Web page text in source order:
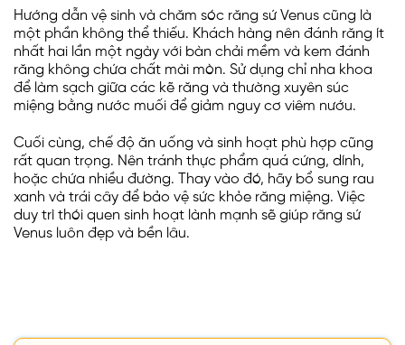
Hướng dẫn vệ sinh và chăm sóc răng sứ Venus cũng là
một phần không thể thiếu. Khách hàng nên đánh răng ít
nhất hai lần một ngày với bàn chải mềm và kem đánh
răng không chứa chất mài mòn. Sử dụng chỉ nha khoa
để làm sạch giữa các kẽ răng và thường xuyên súc
miệng bằng nước muối để giảm nguy cơ viêm nướu.
Cuối cùng, chế độ ăn uống và sinh hoạt phù hợp cũng
rất quan trọng. Nên tránh thực phẩm quá cứng, dính,
hoặc chứa nhiều đường. Thay vào đó, hãy bổ sung rau
xanh và trái cây để bảo vệ sức khỏe răng miệng. Việc
duy trì thói quen sinh hoạt lành mạnh sẽ giúp răng sứ
Venus luôn đẹp và bền lâu.